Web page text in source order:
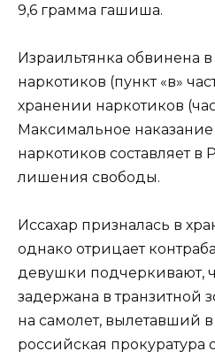
9,6 грамма гашиша.
Израильтянка обвинена
наркотиков (пункт «в»
хранении наркотиков
Максимальное наказание
наркотиков составляет в
лишения свободы.
Иссахар призналась в
однако отрицает
девушки подчеркивают,
задержана в транзитной
на самолет, вылетавший
российская прокуратура